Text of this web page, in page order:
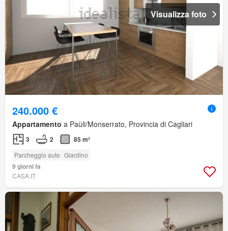
Visualizza foto
240.000 €
Appartamento a Paùli/Monserrato, Provincia di Cagliari
3 2 85 m²
Parcheggio auto Giardino
9 giorni fa
CASA.IT